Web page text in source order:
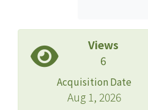
Views
6
Acquisition Date
Aug 1, 2026